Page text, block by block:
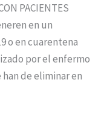
PACIENTES
en un
o en cuarentena
por el enfermo
de eliminar en